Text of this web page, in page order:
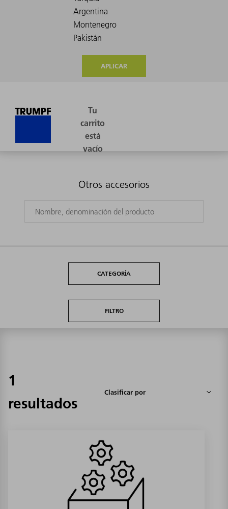
APLICAR
Otros accesorios
CATEGORÍA
FILTRO
1
resultados